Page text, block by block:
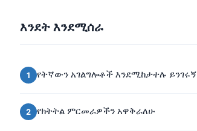
እንደት እንደሚሰራ
የትኛውን አገልግሎቶች እንደሚከታተሉ ይንገሩኝ
የክትትል ምርመራዎችን አዋቅራለሁ